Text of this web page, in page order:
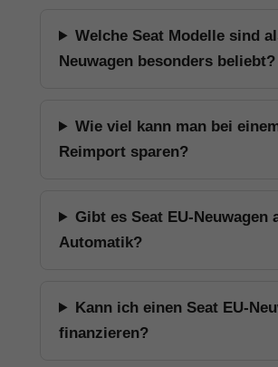
Welche Seat Modelle sind
Neuwagen besonders beliebt?
Wie viel kann man bei
Reimport sparen?
Gibt es Seat EU-Neuwagen
Automatik?
Kann ich einen Seat EU-
finanzieren?